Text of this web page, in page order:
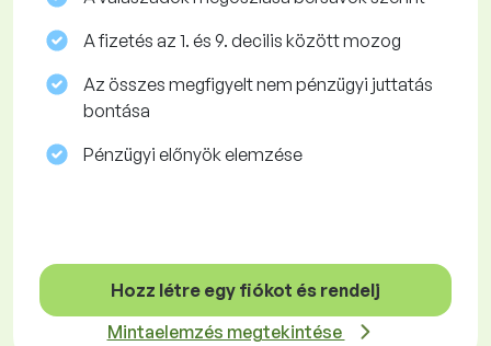
A fizetés az 1. és 9. decilis között mozog
Az összes megfigyelt nem pénzügyi juttatás
bontása
Pénzügyi előnyök elemzése
Hozz létre egy fiókot és rendelj
Mintaelemzés megtekintése